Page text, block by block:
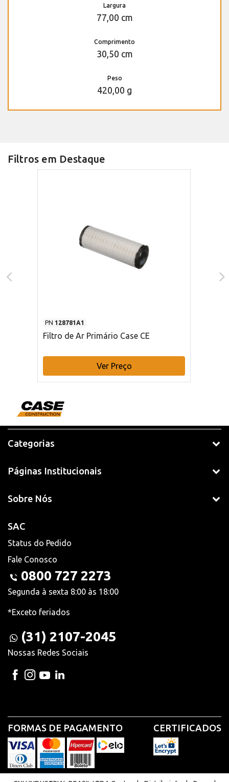
Largura
77,00 cm
Comprimento
30,50 cm
Peso
420,00 g
Filtros em Destaque
PN 128781A1
Filtro de Ar Primário Case CE
Ver Preço
Categorias
Páginas Institucionais
Sobre Nós
SAC
Status do Pedido
Fale Conosco
0800 727 2273
Segunda à sexta 8:00 às 18:00
*Exceto feriados
(31) 2107-2045
Nossas Redes Sociais
FORMAS DE PAGAMENTO CERTIFICADOS